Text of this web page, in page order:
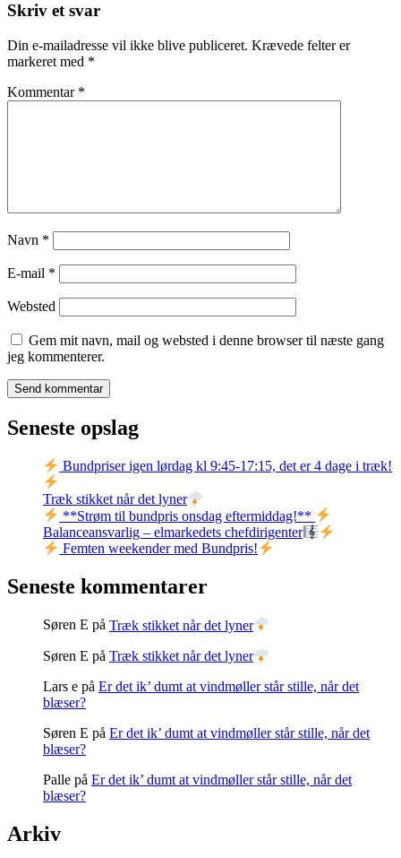
Skriv et svar
Din e-mailadresse vil ikke blive publiceret. Krævede felter er
markeret med *
Kommentar *
Navn *
E-mail *
Websted
Gem mit navn, mail og websted i denne browser til næste gang
jeg kommenterer.
Seneste opslag
Bundpriser igen lørdag kl 9:45-17:15, det er 4 dage i træk!
Træk stikket når det lyner
**Strøm til bundpris onsdag eftermiddag!**
Balanceansvarlig – elmarkedets chefdirigenter
Femten weekender med Bundpris!
Seneste kommentarer
Søren E på Træk stikket når det lyner
Søren E på Træk stikket når det lyner
Lars e på Er det ik’ dumt at vindmøller står stille, når det
blæser?
Søren E på Er det ik’ dumt at vindmøller står stille, når det
blæser?
Palle på Er det ik’ dumt at vindmøller står stille, når det
blæser?
Arkiv